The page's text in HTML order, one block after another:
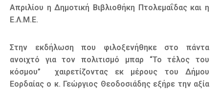
Απριλίου η Δημοτική Βιβλιοθήκη Πτολεμαΐδας και η
Ε.Λ.Μ.Ε.
Στην εκδήλωση που φιλοξενήθηκε στο πάντα
ανοιχτό για τον πολιτισμό μπαρ “Το τέλος του
κόσμου” χαιρετίζοντας εκ μέρους του Δήμου
Εορδαίας ο κ. Γεώργιος Θεοδοσιάδης εξήρε την αξία